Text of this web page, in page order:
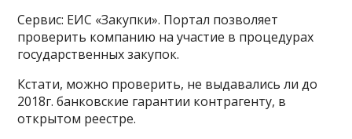
Сервис: ЕИС «Закупки». Портал позволяет
проверить компанию на участие в процедурах
государственных закупок.
Кстати, можно проверить, не выдавались ли до
2018г. банковские гарантии контрагенту, в
открытом реестре.